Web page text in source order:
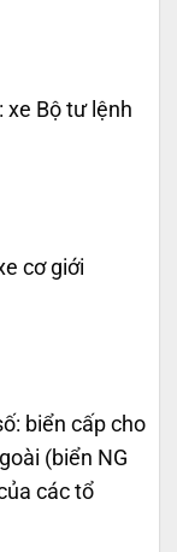
xe Bộ tư lệnh
cơ giới
biển cấp cho
(biển NG
các tổ